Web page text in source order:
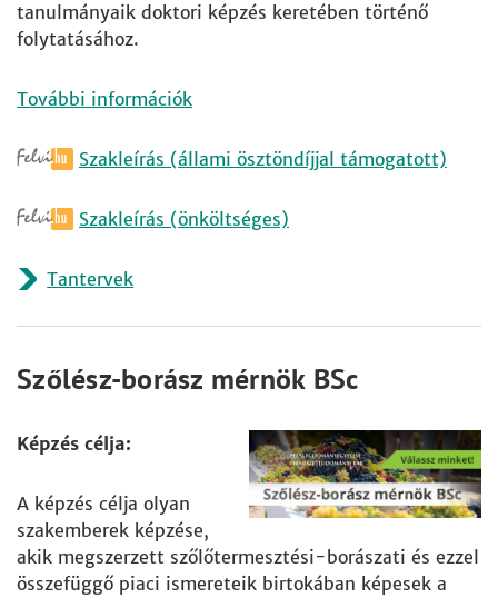
tanulmányaik doktori képzés keretében történő
folytatásához.
További információk
Szakleírás (állami ösztöndíjjal támogatott)
Szakleírás (önköltséges)
Tantervek
Szőlész-borász mérnök BSc
Képzés célja:
A képzés célja olyan
szakemberek képzése,
akik megszerzett szőlőtermesztési-borászati és ezzel
összefüggő piaci ismereteik birtokában képesek a